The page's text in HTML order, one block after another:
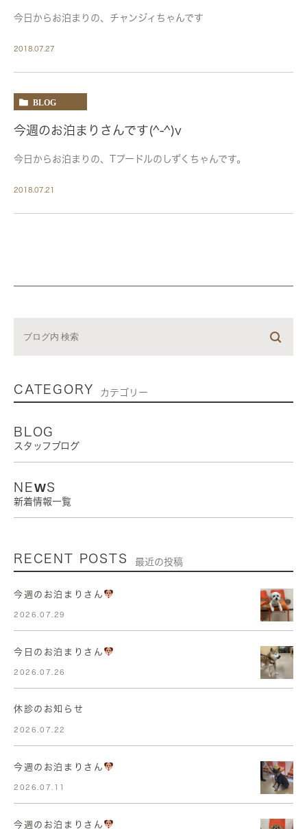
今日からお泊まりの、チャンジィちゃんです
2018.07.27
BLOG
今週のお泊まりさんです(^-^)v
今日からお泊まりの、Tプードルのしずくちゃんです。
2018.07.21
CATEGORY カテゴリー
BLOG
スタッフブログ
NEWS
新着情報一覧
RECENT POSTS 最近の投稿
今週のお泊まりさん
2026.07.29
今日のお泊まりさん
2026.07.26
休診のお知らせ
2026.07.22
今週のお泊まりさん
2026.07.11
今週のお泊まりさん